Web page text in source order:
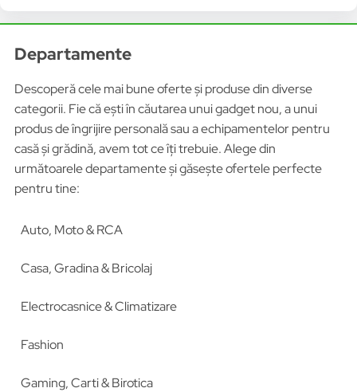
Departamente
Descoperă cele mai bune oferte și produse din diverse
categorii. Fie că ești în căutarea unui gadget nou, a unui
produs de îngrijire personală sau a echipamentelor pentru
casă și grădină, avem tot ce îți trebuie. Alege din
următoarele departamente și găsește ofertele perfecte
pentru tine:
Auto, Moto & RCA
Casa, Gradina & Bricolaj
Electrocasnice & Climatizare
Fashion
Gaming, Carti & Birotica